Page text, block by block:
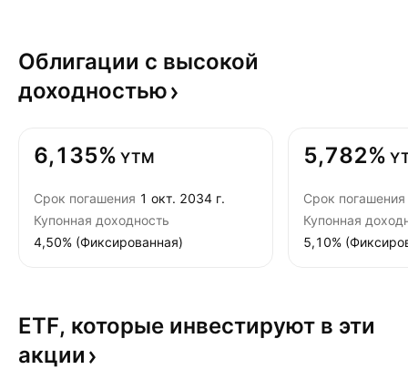
Облигации с высокой
доходностью
6,135% YTM
Срок погашения 1 окт. 2034 г.
Купонная доходность
4,50% (Фиксированная)
5,782%
Срок погашения
Купонная
5,10%
ETF, которые инвестируют в эти
акции